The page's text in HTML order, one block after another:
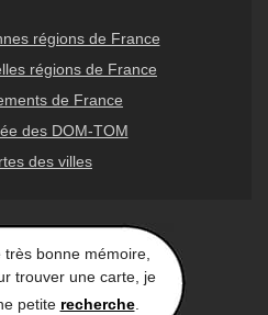
régions de France
régions de France
de France
des DOM-TOM
des villes
très bonne mémoire,
trouver une carte, je
petite recherche.